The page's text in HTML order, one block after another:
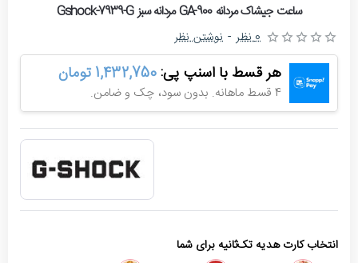
ساعت جیشاک مردانه GA-900 مردانه سبز Gshock-7939-G
هر قسط با اسنپ پی:1,432,750 تومان
4 قسط ماهانه. بدون سود، چک و ضامن.
0 نظر - نوشتن نظر
انتخاب کارت هدیه تک‌ثانیه برای شما